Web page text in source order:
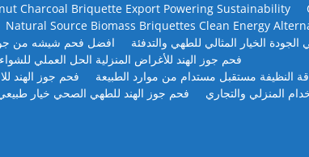
Charcoal Briquette Export Powering Sustainability
Natural Source Biomass Briquettes Clean Energy
افضل فحم شيشه من جوز
الخيار المثالي للطهي والتدفئة
فحم جوز الهند للأغراض المنزلية الحل العملي
فحم جوز الهند
النظيفة مستقبل مستدام من موارد الطبيعة
فحم جوز الهند للطهي الصحي خيار
المنزلي والتجاري